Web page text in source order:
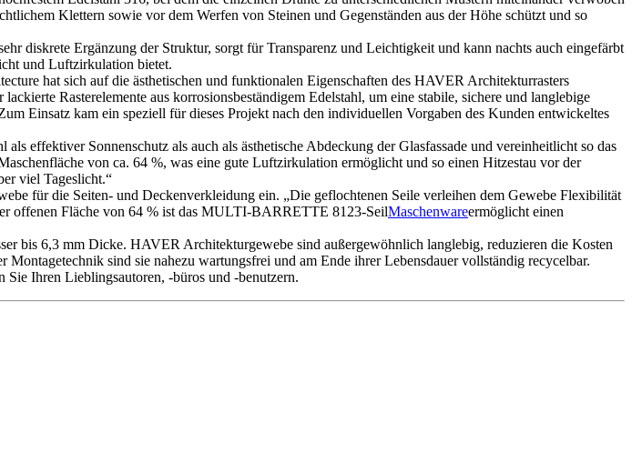
Klettern sowie vor dem Werfen von Steinen und Gegenständen aus der Höhe schützt und so
diskrete Ergänzung der Struktur, sorgt für Transparenz und Leichtigkeit und kann nachts auch eingefärbt
und Luftzirkulation bietet.
hat sich auf die ästhetischen und funktionalen Eigenschaften des HAVER Architekturrasters
Rasterelemente aus korrosionsbeständigem Edelstahl, um eine stabile, sichere und langlebige
Einsatz kam ein speziell für dieses Projekt nach den individuellen Vorgaben des Kunden entwickeltes
effektiver Sonnenschutz als auch als ästhetische Abdeckung der Glasfassade und vereinheitlicht so das
von ca. 64 %, was eine gute Luftzirkulation ermöglicht und so einen Hitzestau vor der
viel Tageslicht.“
für die Seiten- und Deckenverkleidung ein. „Die geflochtenen Seile verleihen dem Gewebe Flexibilität
offenen Fläche von 64 % ist das MULTI-BARRETTE 8123-SeilMaschenwareermöglicht einen
bis 6,3 mm Dicke. HAVER Architekturgewebe sind außergewöhnlich langlebig, reduzieren die Kosten
sind sie nahezu wartungsfrei und am Ende ihrer Lebensdauer vollständig recycelbar.
Sie Ihren Lieblingsautoren, -büros und -benutzern.